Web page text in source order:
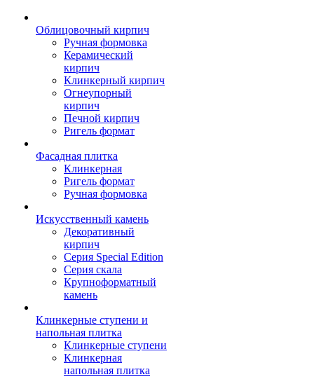
Облицовочный кирпич
Ручная формовка
Керамический
кирпич
Клинкерный кирпич
Огнеупорный
кирпич
Печной кирпич
Ригель формат
Фасадная плитка
Клинкерная
Ригель формат
Ручная формовка
Искусственный камень
Декоративный
кирпич
Серия Special Edition
Серия скала
Крупноформатный
камень
Клинкерные ступени и
напольная плитка
Клинкерные ступени
Клинкерная
напольная плитка